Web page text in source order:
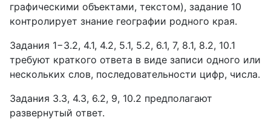
графическими объектами, текстом), задание 10
контролирует знание географии родного края.
Задания 1−3.2, 4.1, 4.2, 5.1, 5.2, 6.1, 7, 8.1, 8.2, 10.1
требуют краткого ответа в виде записи одного или
нескольких слов, последовательности цифр, числа.
Задания 3.3, 4.3, 6.2, 9, 10.2 предполагают
развернутый ответ.